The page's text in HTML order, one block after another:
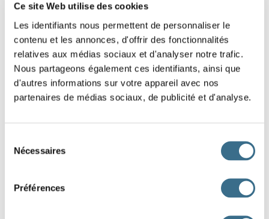
Ce site Web utilise des cookies
Les identifiants nous permettent de personnaliser le
contenu et les annonces, d'offrir des fonctionnalités
relatives aux médias sociaux et d'analyser notre trafic.
Nous partageons également ces identifiants, ainsi que
d'autres informations sur votre appareil avec nos
partenaires de médias sociaux, de publicité et d'analyse.
Nécessaires
Préférences
La maîtresse un exercice simple aux élèves.
Je mon jouet à mon petit frère.
des graines aux oiseaux du jardin.
Tu un bonbon à ton ami.
Vous